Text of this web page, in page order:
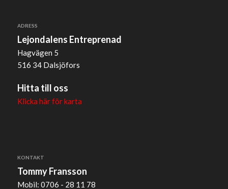
ADRESS
Lejondalens Entreprenad
Hagvägen 5
516 34 Dalsjöfors
Hitta till oss
Klicka här för karta
KONTAKT
Tommy Fransson
Mobil: 0706 - 28 11 78